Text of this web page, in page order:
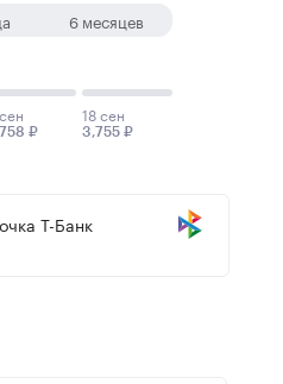
6 месяцев
₽
18 сен
3,755 ₽
Т-Банк